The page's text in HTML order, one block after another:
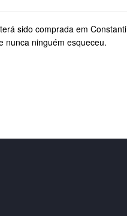
sido comprada em
nunca ninguém esqueceu.